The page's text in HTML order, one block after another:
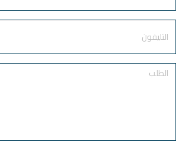
Phone
Order